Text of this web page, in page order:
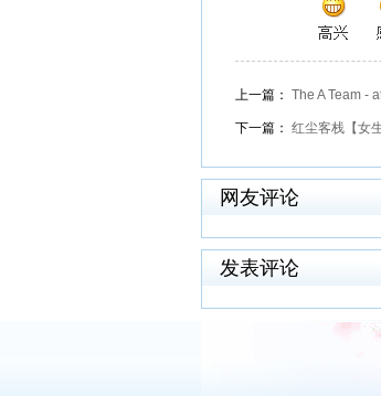
上一篇： The A Team -
下一篇： 红尘客栈【女
网友评论
发表评论